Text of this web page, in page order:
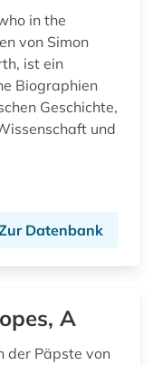
graphische sammlung albertina (1)
in the
von Simon
ist ein
Biographien
Geschichte,
und
Datenbank
A
der Päpste von